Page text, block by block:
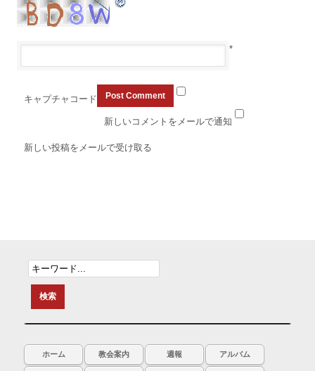
キャプチャコード
*
新しいコメントをメールで通知
新しい投稿をメールで受け取る
ホーム 教会案内 週報 アルバム